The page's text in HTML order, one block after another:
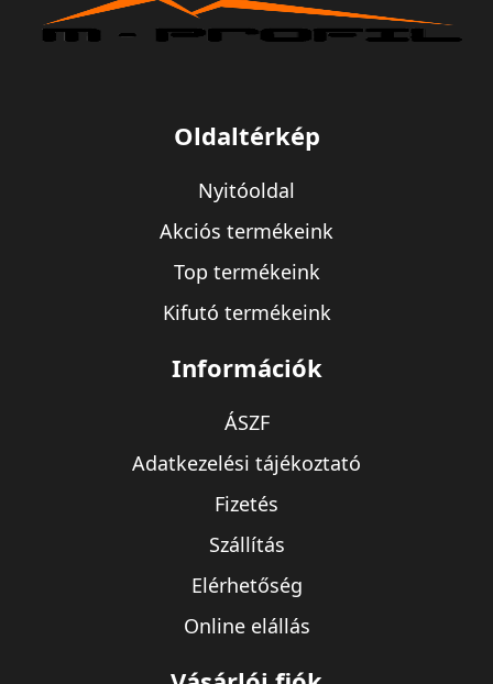
Oldaltérkép
Nyitóoldal
Akciós termékeink
Top termékeink
Kifutó termékeink
Információk
ÁSZF
Adatkezelési tájékoztató
Fizetés
Szállítás
Elérhetőség
Online elállás